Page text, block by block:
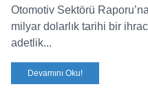
Otomotiv Sektörü
milyar dolarlık tarihi bir
adetlik...
Devamını Oku!